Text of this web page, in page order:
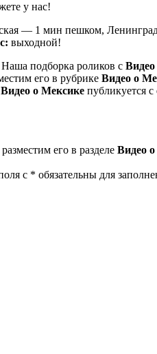
у нас!
— 1 мин пешком,
выходной!
Наша подборка роликов с
его в рубрике Видео о
Видео о Мексике публикуется
его в разделе Видео
с * обязательны для